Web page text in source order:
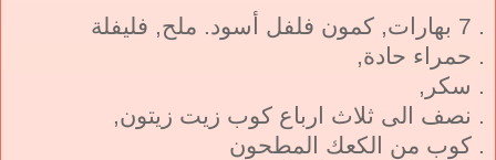
. 7 بهارات, كمون فلفل أسود. ملح, فليفلة
. حمراء حادة,
. سكر,
. نصف الى ثلاث ارباع كوب زيت زيتون,
. كوب من الكعك المطحون